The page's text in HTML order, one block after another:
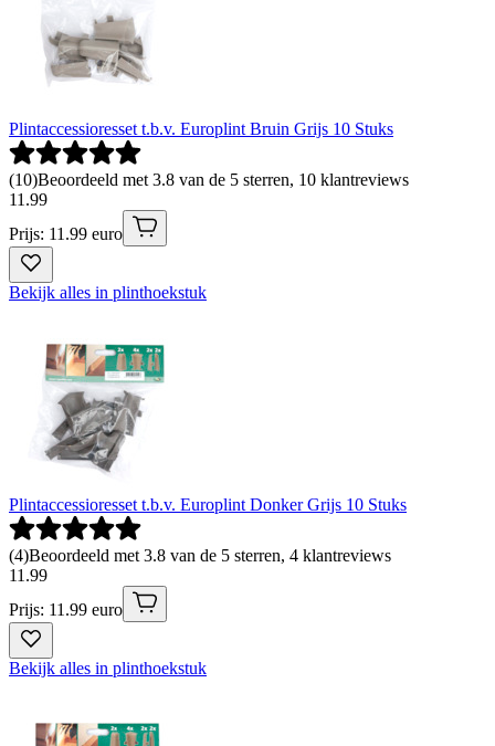
Plintaccessioresset t.b.v. Europlint Bruin Grijs 10 Stuks
(10)Beoordeeld met 3.8 van de 5 sterren, 10 klantreviews
11 .99
Prijs: 11.99 euro
Bekijk alles in plinthoekstuk
Plintaccessioresset t.b.v. Europlint Donker Grijs 10 Stuks
(4)Beoordeeld met 3.8 van de 5 sterren, 4 klantreviews
11 .99
Prijs: 11.99 euro
Bekijk alles in plinthoekstuk